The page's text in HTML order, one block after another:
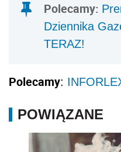
Polecamy:
Dziennika
TERAZ!
Polecamy:
POWIĄZANE